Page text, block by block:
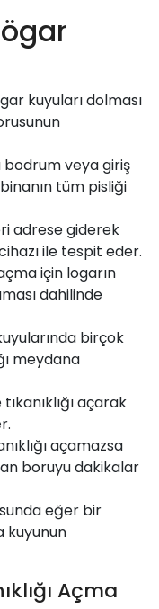
kuyuları dolması
bodrum veya giriş
tüm pisliği
adrese giderek
ile tespit eder.
için logarın
dahilinde
birçok
meydana
açarak
açamazsa
boruyu dakikalar
eğer bir
kuyunun
Açma